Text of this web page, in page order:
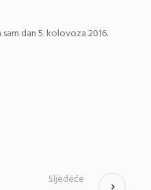
dan 5. kolovoza 2016.
Sljedeće